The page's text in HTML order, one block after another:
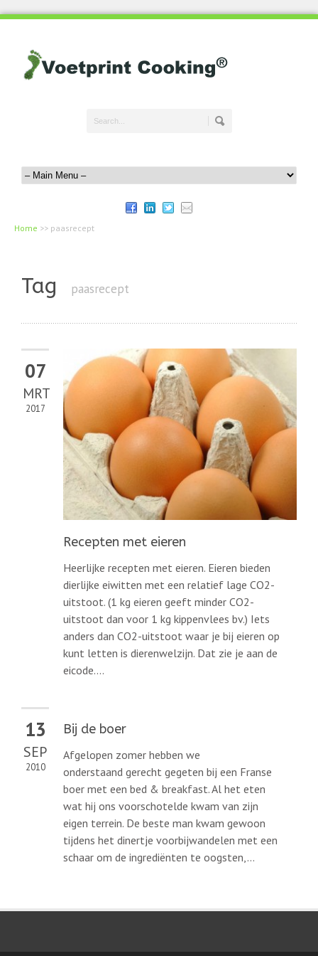
Home >> paasrecept
Tag paasrecept
07
MRT
2017
Recepten met eieren
Heerlijke recepten met eieren. Eieren bieden
dierlijke eiwitten met een relatief lage CO2-
uitstoot. (1 kg eieren geeft minder CO2-
uitstoot dan voor 1 kg kippenvlees bv.) Iets
anders dan CO2-uitstoot waar je bij eieren op
kunt letten is dierenwelzijn. Dat zie je aan de
eicode....
13
SEP
2010
Bij de boer
Afgelopen zomer hebben we
onderstaand gerecht gegeten bij een Franse
boer met een bed & breakfast. Al het eten
wat hij ons voorschotelde kwam van zijn
eigen terrein. De beste man kwam gewoon
tijdens het dinertje voorbijwandelen met een
schaar om de ingrediënten te oogsten,...